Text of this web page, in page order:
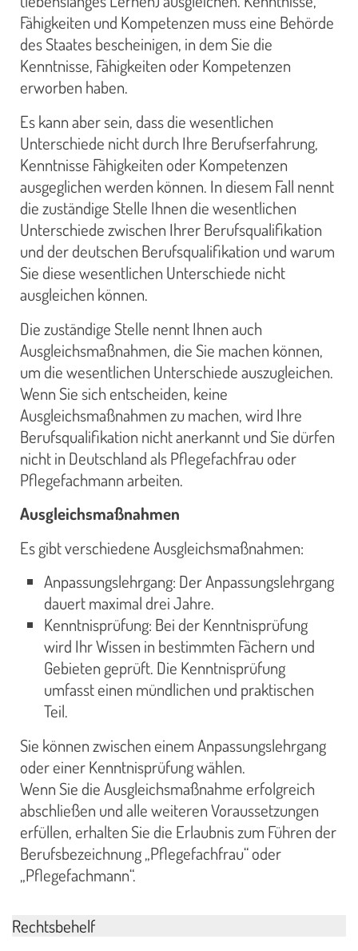
Fähigkeiten und Kompetenzen muss eine Behörde
des Staates bescheinigen, in dem Sie die
Kenntnisse, Fähigkeiten oder Kompetenzen
erworben haben.
Es kann aber sein, dass die wesentlichen
Unterschiede nicht durch Ihre Berufserfahrung,
Kenntnisse Fähigkeiten oder Kompetenzen
ausgeglichen werden können. In diesem Fall nennt
die zuständige Stelle Ihnen die wesentlichen
Unterschiede zwischen Ihrer Berufsqualifikation
und der deutschen Berufsqualifikation und warum
Sie diese wesentlichen Unterschiede nicht
ausgleichen können.
Die zuständige Stelle nennt Ihnen auch
Ausgleichsmaßnahmen, die Sie machen können,
um die wesentlichen Unterschiede auszugleichen.
Wenn Sie sich entscheiden, keine
Ausgleichsmaßnahmen zu machen, wird Ihre
Berufsqualifikation nicht anerkannt und Sie dürfen
nicht in Deutschland als Pflegefachfrau oder
Pflegefachmann arbeiten.
Ausgleichsmaßnahmen
Es gibt verschiedene Ausgleichsmaßnahmen:
Anpassungslehrgang: Der Anpassungslehrgang
dauert maximal drei Jahre.
Kenntnisprüfung: Bei der Kenntnisprüfung
wird Ihr Wissen in bestimmten Fächern und
Gebieten geprüft. Die Kenntnisprüfung
umfasst einen mündlichen und praktischen
Teil.
Sie können zwischen einem Anpassungslehrgang
oder einer Kenntnisprüfung wählen.
Wenn Sie die Ausgleichsmaßnahme erfolgreich
abschließen und alle weiteren Voraussetzungen
erfüllen, erhalten Sie die Erlaubnis zum Führen der
Berufsbezeichnung „Pflegefachfrau“ oder
„Pflegefachmann“.
Rechtsbehelf